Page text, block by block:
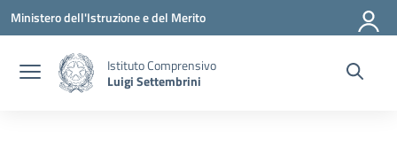
Vai ai contenuti
Vai al menu di navigazione
Vai al footer
Ministero dell'Istruzione e del Merito
Istituto Comprensivo
Luigi Settembrini